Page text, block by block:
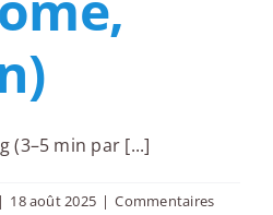
(3–5 min par [...]
| 18 août 2025 | Commentaires